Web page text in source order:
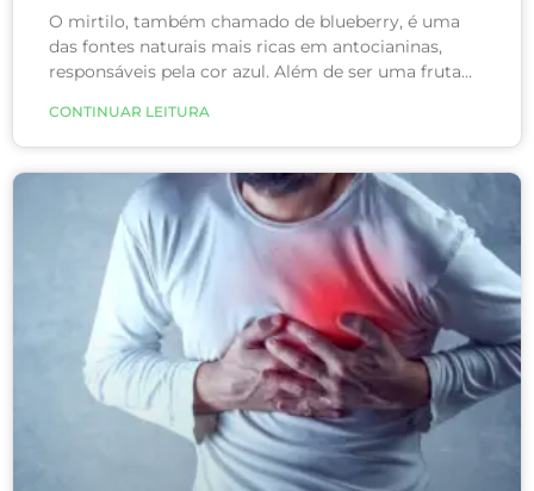
O mirtilo, também chamado de blueberry, é uma
das fontes naturais mais ricas em antocianinas,
responsáveis pela cor azul. Além de ser uma fruta
a pressão arterial.
CONTINUAR LEITURA